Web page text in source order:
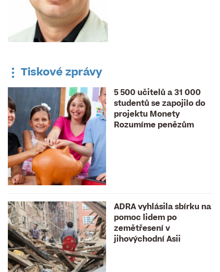
Tiskové zprávy
5 500 učitelů a 31 000
studentů se zapojilo do
projektu Monety
Rozumíme penězům
ADRA vyhlásila sbírku na
pomoc lidem po
zemětřesení v
jihovýchodní Asii